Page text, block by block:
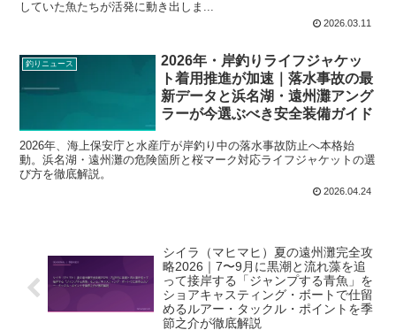
していた魚たちが活発に動き出しま...
2026.03.11
釣りニュース
2026年・岸釣りライフジャケッ
ト着用推進が加速｜落水事故の最
新データと浜名湖・遠州灘アング
ラーが今選ぶべき安全装備ガイド
2026年、海上保安庁と水産庁が岸釣り中の落水事故防止へ本格始
動。浜名湖・遠州灘の危険箇所と桜マーク対応ライフジャケットの選
び方を徹底解説。
2026.04.24
シイラ（マヒマヒ）夏の遠州灘完全攻
略2026｜7〜9月に黒潮と流れ藻を追
って接岸する「ジャンプする青魚」を
ショアキャスティング・ボートで仕留
めるルアー・タックル・ポイントを季
節之介が徹底解説